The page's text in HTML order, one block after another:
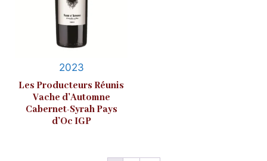
2023
Les Producteurs Réunis
Vache d’Automne
Cabernet-Syrah Pays
d’Oc IGP